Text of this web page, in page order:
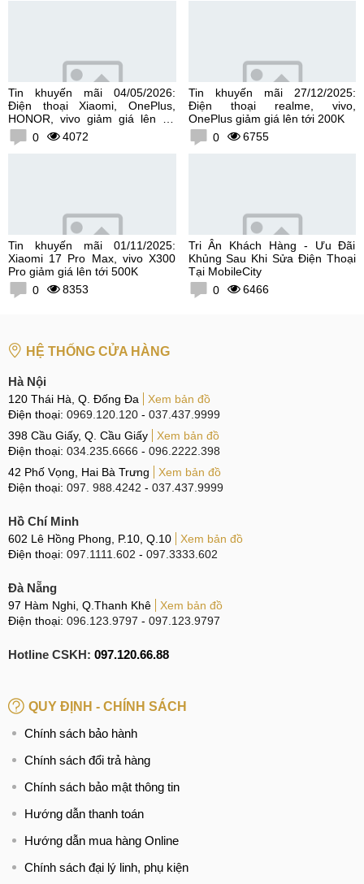
Tin khuyến mãi 04/05/2026:
Điện thoại Xiaomi, OnePlus,
HONOR, vivo giảm giá lên tới
300K0 4072
Tin khuyến mãi 27/12/2025:
Điện thoại realme, vivo,
OnePlus giảm giá lên tới 200K
0
6755
Tin khuyến mãi 01/11/2025:
Xiaomi 17 Pro Max, vivo X300
Pro giảm giá lên tới 500K
0
8353
Tri Ân Khách Hàng - Ưu Đãi
Khủng Sau Khi Sửa Điện Thoại
Tại MobileCity
0
6466
HỆ THỐNG CỬA HÀNG
Hà Nội
120 Thái Hà, Q. Đống Đa
Xem bản đồ
Điện thoại: 0969.120.120 - 037.437.9999
398 Cầu Giấy, Q. Cầu Giấy
Xem bản đồ
Điện thoại: 034.235.6666 - 096.2222.398
42 Phố Vọng, Hai Bà Trưng
Xem bản đồ
Điện thoại: 097. 988.4242 - 037.437.9999
Hồ Chí Minh
602 Lê Hồng Phong, P.10, Q.10
Xem bản đồ
Điện thoại: 097.1111.602 - 097.3333.602
Đà Nẵng
97 Hàm Nghi, Q.Thanh Khê
Xem bản đồ
Điện thoại: 096.123.9797 - 097.123.9797
Hotline CSKH: 097.120.66.88
QUY ĐỊNH - CHÍNH SÁCH
Chính sách bảo hành
Chính sách đổi trả hàng
Chính sách bảo mật thông tin
Hướng dẫn thanh toán
Hướng dẫn mua hàng Online
Chính sách đại lý linh, phụ kiện